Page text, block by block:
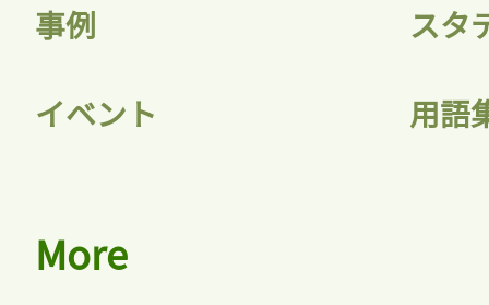
事例 スタ
イベント 用語
More